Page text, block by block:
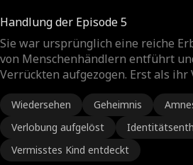
Handlung der Episode 5
Sie war ursprünglich eine reiche
von Menschenhändlern entführt
Verrückten aufgezogen. Erst als ihr
Wiedersehen Geheimnis
Verlobung aufgelöst
Vermisstes Kind entdeckt